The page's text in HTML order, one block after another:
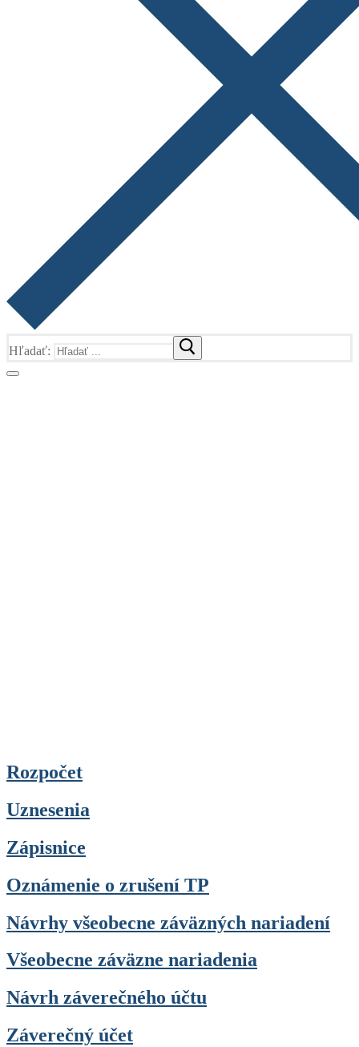
Hľadať:
Rozpočet
Uznesenia
Zápisnice
Oznámenie o zrušení TP
Návrhy všeobecne záväzných nariadení
Všeobecne záväzne nariadenia
Návrh záverečného účtu
Záverečný účet